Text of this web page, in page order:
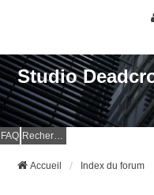
Studio
FAQ Rechercher
Accueil Index du forum